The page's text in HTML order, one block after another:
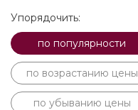
Упорядочить:
по популярности
по возрастанию цены
по убыванию цены